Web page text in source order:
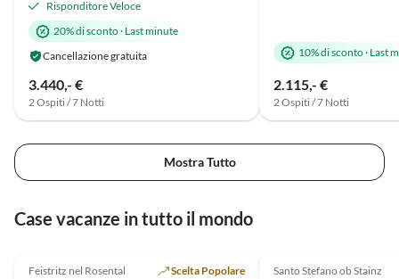
Risponditore Veloce
20% di sconto· Last minute
Cancellazione gratuita
3.440,- €
2 Ospiti / 7 Notti
10% di sconto· Last
2.115,- €
2 Ospiti / 7 Notti
Mostra Tutto
Case vacanze in tutto il mondo
Feistritz nel Rosental Scelta Popolare Santo Stefano ob Stainz